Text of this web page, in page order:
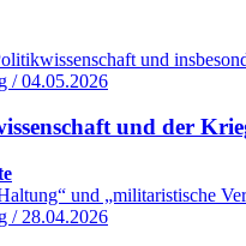
und
/ 04.05.2026
und der
und „militaristische
/ 28.04.2026